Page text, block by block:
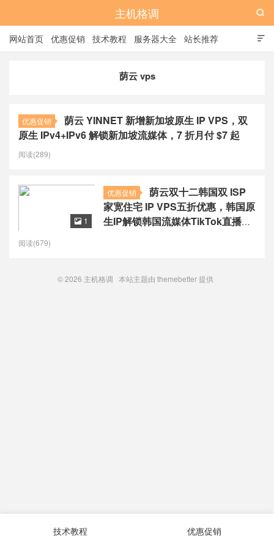
主机格调

网站首页 优惠促销 技术教程 服务器大全 站长推荐

荫云 vps
优惠促销
荫云 YINNET 新增新加坡原生 IP VPS，双
原生 IPv4+IPv6 解锁新加坡流媒体，7 折月付 $7 起
阅读(289)
优惠促销
荫云双十二韩国双 ISP
家宽住宅 IP VPS五折优惠，韩国原
生IP解锁韩国流媒体TikTok直播，
 1
阅读(679)
© 2026 主机格调 本站主题由 themebetter提供
技术教程 优惠促销